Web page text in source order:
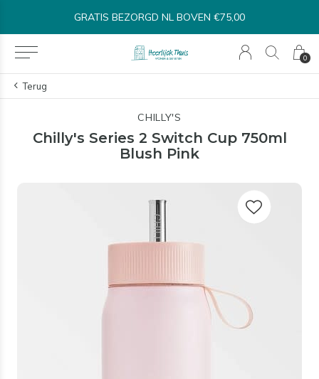
0
GRATIS BEZORGD NL BOVEN €75,00
Terug
CHILLY'S
Chilly's Series 2 Switch Cup 750ml
Blush Pink